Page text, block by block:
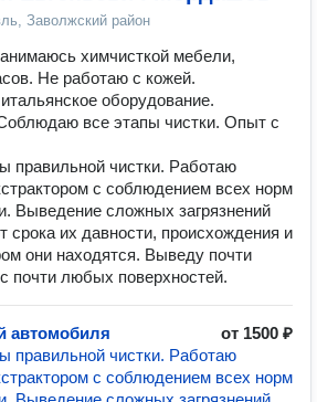
Заволжский район
химчисткой мебели,
Не работаю с кожей.
оборудование.
все этапы чистки. Опыт с
правильной чистки. Работаю
с соблюдением всех норм
Выведение сложных загрязнений
срока их давности, происхождения и
они находятся. Выведу почти
почти любых поверхностей.
автомобиля
от 1500 ₽
правильной чистки. Работаю
с соблюдением всех норм